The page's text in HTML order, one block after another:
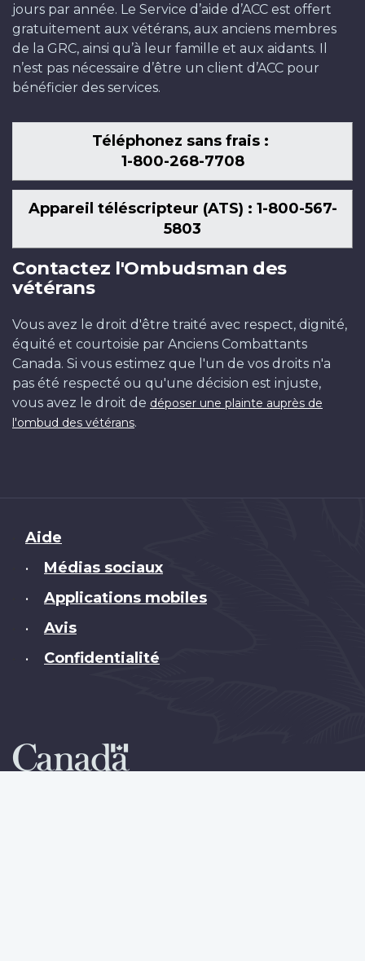
jours par année. Le Service d’aide d’ACC est offert
gratuitement aux vétérans, aux anciens membres
de la GRC, ainsi qu’à leur famille et aux aidants. Il
n’est pas nécessaire d’être un client d’ACC pour
bénéficier des services.
Téléphonez sans frais :
1-800-268-7708
Appareil téléscripteur (ATS) : 1-800-567-
5803
Contactez l'Ombudsman des
vétérans
Vous avez le droit d'être traité avec respect, dignité,
équité et courtoisie par Anciens Combattants
Canada. Si vous estimez que l'un de vos droits n'a
pas été respecté ou qu'une décision est injuste,
vous avez le droit de déposer une plainte auprès de
l'ombud des vétérans.
Brand
Aide
• Médias sociaux
• Applications mobiles
• Avis
• Confidentialité